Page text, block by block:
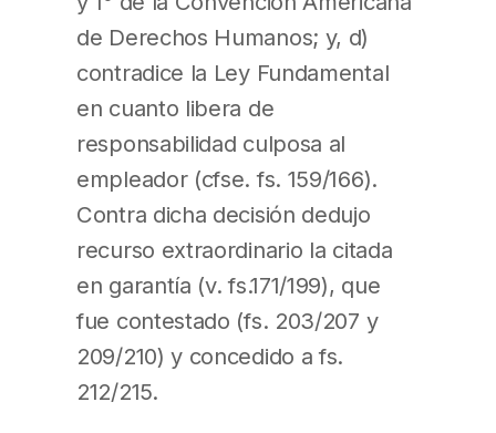
de Derechos Humanos; y, d)
contradice la Ley Fundamental
en cuanto libera de
responsabilidad culposa al
empleador (cfse. fs. 159/166).
Contra dicha decisión dedujo
recurso extraordinario la citada
en garantía (v. fs.171/199), que
fue contestado (fs. 203/207 y
209/210) y concedido a fs.
212/215.